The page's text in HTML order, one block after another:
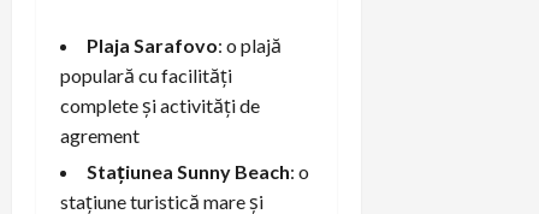
Plaja Sarafovo: o plajă
populară cu facilități
complete și activități de
agrement
Stațiunea Sunny Beach: o
stațiune turistică mare și